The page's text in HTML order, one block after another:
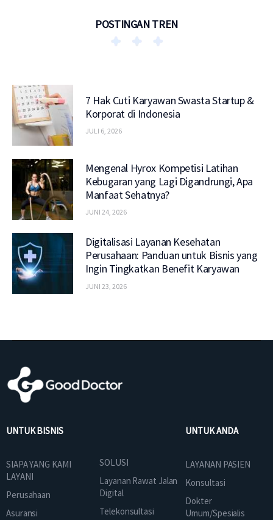
POSTINGAN TREN
7 Hak Cuti Karyawan Swasta Startup &
Korporat di Indonesia
JULI 6, 2026
Mengenal Hyrox Kompetisi Latihan
Kebugaran yang Lagi Digandrungi, Apa
Manfaat Sehatnya?
JUNI 24, 2026
Digitalisasi Layanan Kesehatan
Perusahaan: Panduan untuk Bisnis yang
Ingin Tingkatkan Benefit Karyawan
JUNI 23, 2026
UNTUK BISNIS
SIAPA YANG KAMI
LAYANI
Perusahaan
Asuransi
SOLUSI
Layanan Rawat Jalan
Digital
Telekonsultasi
UNTUK ANDA
LAYANAN PASIEN
Konsultasi
Dokter
Umum/Spesialis